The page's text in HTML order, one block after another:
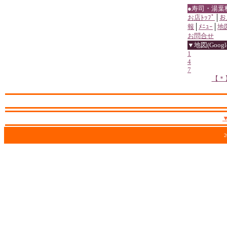
●寿司・湯
お店ﾄｯﾌﾟ
報
ﾒﾆｭｰ
地
お問合せ
▼地図
1
4
7
【